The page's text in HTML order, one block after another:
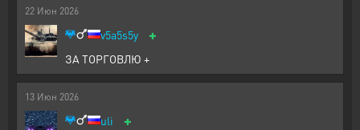
22 Июн 2026
v5a5s5y +
ЗА ТОРГОВЛЮ +
13 Июн 2026
uli +